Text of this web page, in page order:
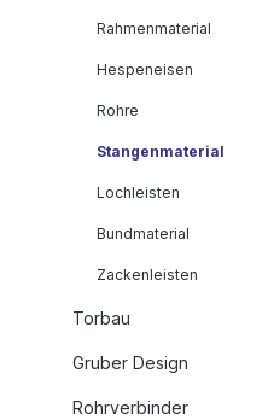
Rahmenmaterial
Hespeneisen
Rohre
Stangenmaterial
Lochleisten
Bundmaterial
Zackenleisten
Torbau
Gruber Design
Rohrverbinder